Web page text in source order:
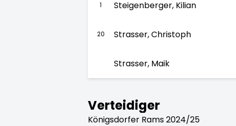
1 Steigenberger, Kilian
20 Strasser, Christoph
Strasser, Maik
Verteidiger
Königsdorfer Rams 2024/25